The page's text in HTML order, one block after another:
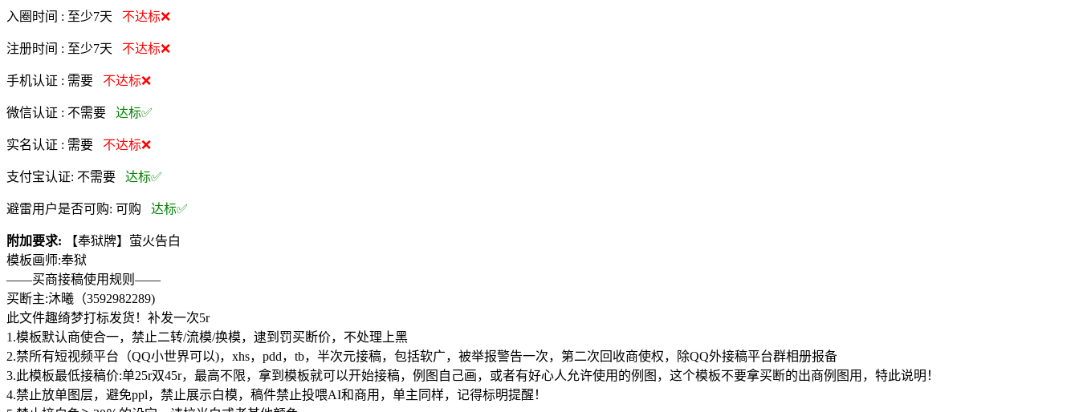
入圈时间 : 至少7天 不达标❌
注册时间 : 至少7天 不达标❌
手机认证 : 需要 不达标❌
微信认证 : 不需要 达标✅
实名认证 : 需要 不达标❌
支付宝认证: 不需要 达标✅
避雷用户是否可购: 可购 达标✅
附加要求:
【奉狱牌】萤火告白
模板画师:奉狱
——买商接稿使用规则——
买断主:沐曦（3592982289)
此文件趣绮梦打标发货！补发一次5r
1.模板默认商使合一，禁止二转/流模/换模，逮到罚买断价，不处理上黑
2.禁所有短视频平台（QQ小世界可以)，xhs，pdd，tb，半次元接稿，包括软广，被举报警告一次，第二次回收商使权，除QQ外接稿平台群相册报备
3.此模板最低接稿价:单25r双45r，最高不限，拿到模板就可以开始接稿，例图自己画，或者有好心人允许使用的例图，这个模板不要拿买断的出商例图用，特此说明！
4.禁止放单图层，避免ppl，禁止展示白模，稿件禁止投喂AI和商用，单主同样，记得标明提醒！